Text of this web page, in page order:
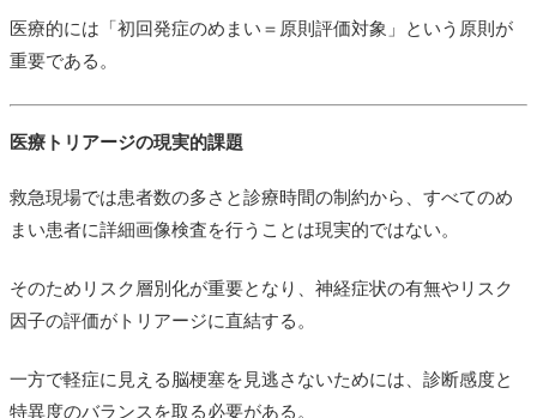
医療的には「初回発症のめまい＝原則評価対象」という原則が
重要である。
医療トリアージの現実的課題
救急現場では患者数の多さと診療時間の制約から、すべてのめ
まい患者に詳細画像検査を行うことは現実的ではない。
そのためリスク層別化が重要となり、神経症状の有無やリスク
因子の評価がトリアージに直結する。
一方で軽症に見える脳梗塞を見逃さないためには、診断感度と
特異度のバランスを取る必要がある。